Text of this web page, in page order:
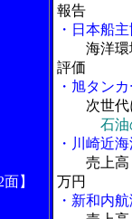
】
報告
・日本船
海洋環
評価
・旭タン
次世
石
・川崎近
売上
万円
・新和内